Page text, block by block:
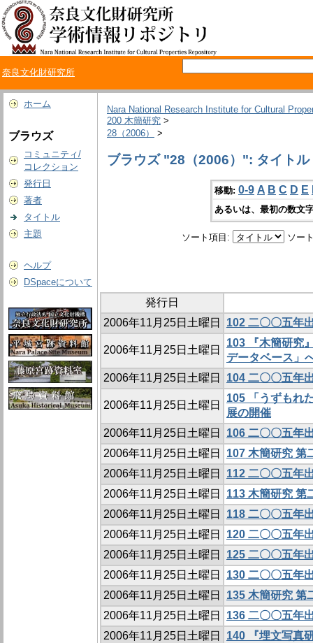
奈良文化財研究所
ホーム
ブラウズ
コミュニティ/
コレクション
発行日
著者
タイトル
主題
ヘルプ
DSpaceについて
Nara National Research Institute for Cultural
200 木簡研究 >
28（2006）
>
ブラウズ "28（2006）": タイトル
移動: 0-9 A B C D E
あるいは、最初の数文
ソート項目: ソー
発行日
2006年11月25日土曜日
102 二〇〇五年
2006年11月25日土曜日
103 『木簡研究
データベース」
2006年11月25日土曜日
104 二〇〇五年
2006年11月25日土曜日
105 「うずもれ
展の開催
2006年11月25日土曜日
106 二〇〇五年
2006年11月25日土曜日
107 木簡研究 第
2006年11月25日土曜日
112 二〇〇五年
2006年11月25日土曜日
113 木簡研究 第
2006年11月25日土曜日
118 二〇〇五年
2006年11月25日土曜日
120 二〇〇五年
2006年11月25日土曜日
125 二〇〇五年
2006年11月25日土曜日
130 二〇〇五年
2006年11月25日土曜日
135 木簡研究 第
2006年11月25日土曜日
136 二〇〇五年
2006年11月25日土曜日
140 『埋文写真